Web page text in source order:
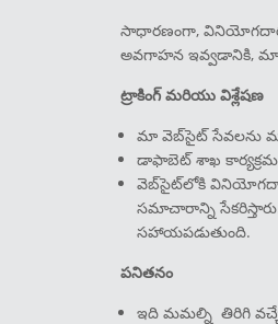
సాధారణంగా,
అవగాహన ఇవ్వడానికి, మా
ట్రాకింగ్ మరియు విశ్లేషణ
మా వెబ్‌సైట్ సేవలను
డాఫాబెట్ శాఖ
వెబ్‌సైట్‌లోకి
సమాచారాన్ని
సహాయపడుతుంది.
పనితనం
ఇది మమల్ని తిరిగి వచ్చే